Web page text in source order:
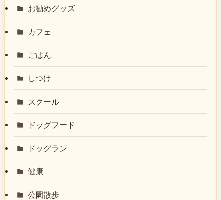
お勧めグッズ
カフェ
ごはん
しつけ
スクール
ドッグフード
ドッグラン
健康
公園散歩